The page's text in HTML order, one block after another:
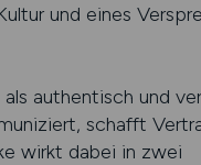
und eines
authentisch und
schafft
wirkt dabei in zwei